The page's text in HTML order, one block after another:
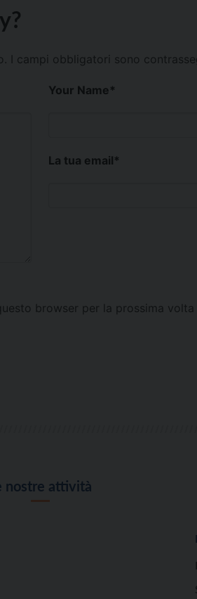
I campi obbligatori sono
Your Name*
La tua email*
browser per la prossima
nostre attività